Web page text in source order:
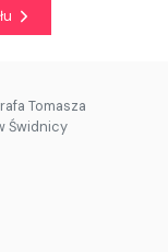
Tomasza
Świdnicy